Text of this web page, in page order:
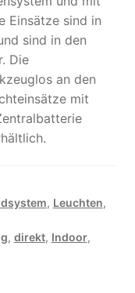
Einsätze sind in
sind in den
Die
an den
mit
, Leuchten,
, direkt, Indoor,